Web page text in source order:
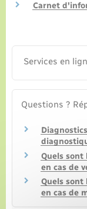
Carnet
Services en
Questions ?
Quels
en cas de
Quels
en cas de